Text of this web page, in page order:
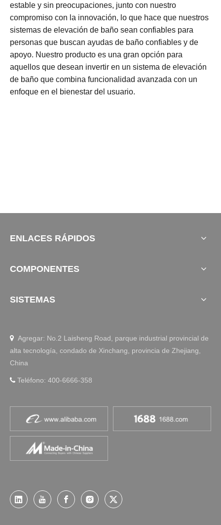
estable y sin preocupaciones, junto con nuestro
compromiso con la innovación, lo que hace que nuestros
sistemas de elevación de baño sean confiables para
personas que buscan ayudas de baño confiables y de
apoyo. Nuestro producto es una gran opción para
aquellos que desean invertir en un sistema de elevación
de baño que combina funcionalidad avanzada con un
enfoque en el bienestar del usuario.
ENLACES RÁPIDOS
COMPONENTES
SISTEMAS
 Agregar: No.2 Laisheng Road, parque industrial provincial de
alta tecnología, condado de Xinchang, provincia de Zhejiang,
China
 Teléfono: 400-6666-358